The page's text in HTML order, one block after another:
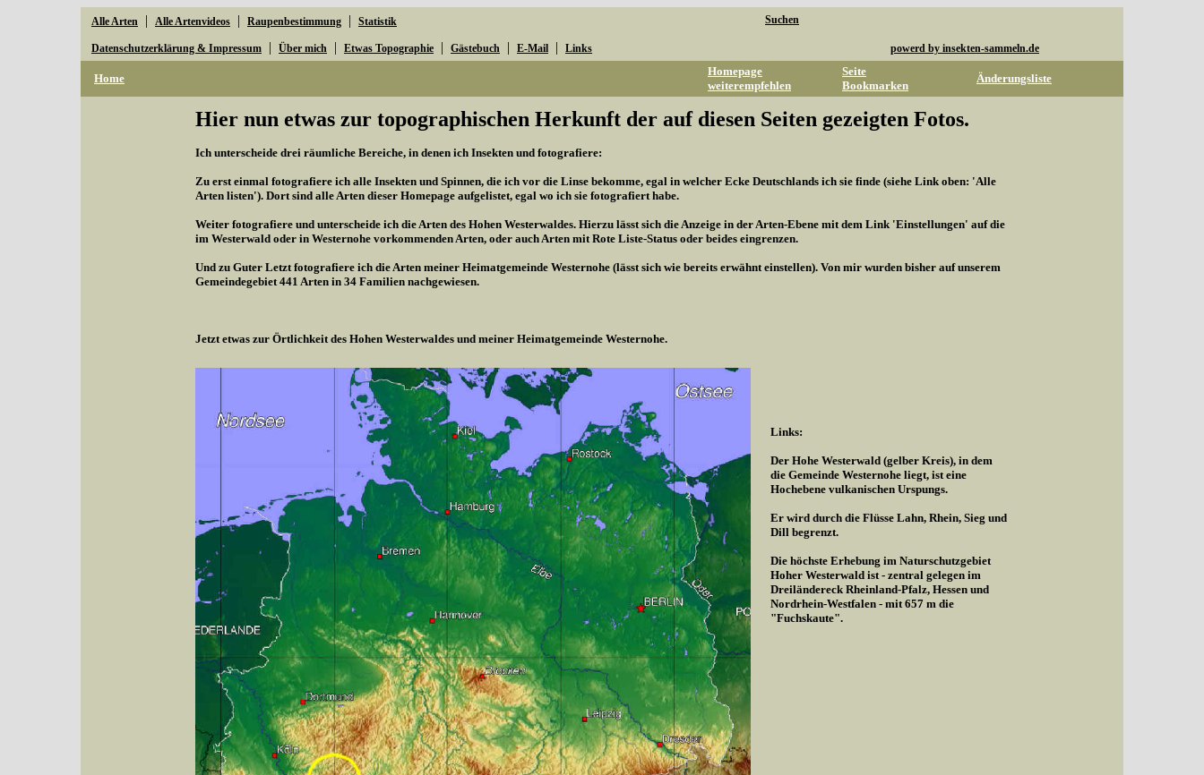
Alle Arten | Alle Artenvideos | Raupenbestimmung | Statistik Suchen
Datenschutzerklärung & Impressum | Über mich | Etwas Topographie | Gästebuch | E-Mail | Links powerd by insekten-sammeln.de
Home
Homepage
weiterempfehlen
Seite
Bookmarken
Änderungsliste
Hier nun etwas zur topographischen Herkunft der auf diesen Seiten gezeigten Fotos.
Ich unterscheide drei räumliche Bereiche, in denen ich Insekten und fotografiere:
Zu erst einmal fotografiere ich alle Insekten und Spinnen, die ich vor die Linse bekomme, egal in welcher Ecke Deutschlands ich sie finde (siehe Link oben: 'Alle
Arten listen'). Dort sind alle Arten dieser Homepage aufgelistet, egal wo ich sie fotografiert habe.
Weiter fotografiere und unterscheide ich die Arten des Hohen Westerwaldes. Hierzu lässt sich die Anzeige in der Arten-Ebene mit dem Link 'Einstellungen' auf die
im Westerwald oder in Westernohe vorkommenden Arten, oder auch Arten mit Rote Liste-Status oder beides eingrenzen.
Und zu Guter Letzt fotografiere ich die Arten meiner Heimatgemeinde Westernohe (lässt sich wie bereits erwähnt einstellen). Von mir wurden bisher auf unserem
Gemeindegebiet 441 Arten in 34 Familien nachgewiesen.
Jetzt etwas zur Örtlichkeit des Hohen Westerwaldes und meiner Heimatgemeinde Westernohe.
Links:
Der Hohe Westerwald (gelber Kreis), in dem
die Gemeinde Westernohe liegt, ist eine
Hochebene vulkanischen Urspungs.
Er wird durch die Flüsse Lahn, Rhein, Sieg und
Dill begrenzt.
Die höchste Erhebung im Naturschutzgebiet
Hoher Westerwald ist - zentral gelegen im
Dreiländereck Rheinland-Pfalz, Hessen und
Nordrhein-Westfalen - mit 657 m die
"Fuchskaute".